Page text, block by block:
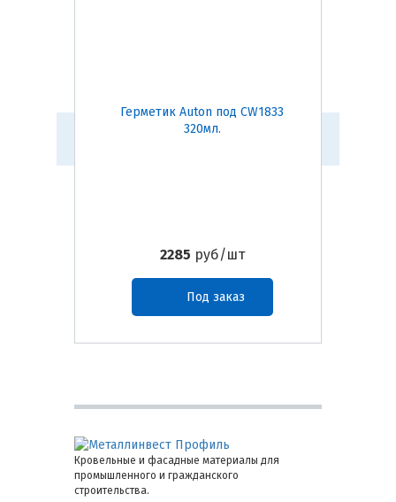
Герметик Auton под CW1833
320мл.
2285 руб/шт
Под заказ
Кровельные и фасадные материалы для
промышленного и гражданского
строительства.